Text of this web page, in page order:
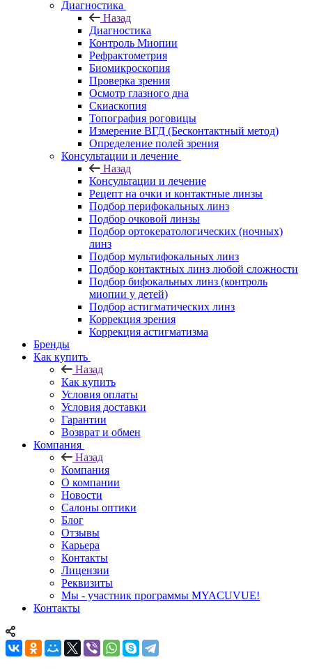
Диагностика
Назад
Диагностика
Контроль Миопии
Рефрактометрия
Биомикроскопия
Проверка зрения
Осмотр глазного дна
Скиаскопия
Топография роговицы
Измерение ВГД (Бесконтактный метод)
Определение полей зрения
Консультации и лечение
Назад
Консультации и лечение
Рецепт на очки и контактные линзы
Подбор перифокальных линз
Подбор очковой линзы
Подбор ортокератологических (ночных)
линз
Подбор мультифокальных линз
Подбор контактных линз любой сложности
Подбор бифокальных линз (контроль
миопии у детей)
Подбор астигматических линз
Коррекция зрения
Коррекция астигматизма
Бренды
Как купить
Назад
Как купить
Условия оплаты
Условия доставки
Гарантии
Возврат и обмен
Компания
Назад
Компания
О компании
Новости
Салоны оптики
Блог
Отзывы
Карьера
Контакты
Лицензии
Реквизиты
Мы - участник программы MYACUVUE!
Контакты